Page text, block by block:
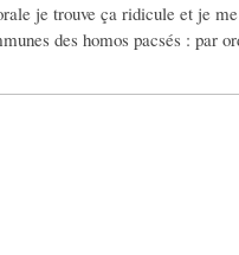
je trouve ça ridicule et je
des homos pacsés : par